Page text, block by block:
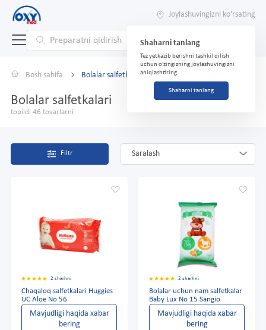
Joylashuvingizni ko'rsating
Shaharni tanlang
Tez yetkazib berishni tashkil qilish
uchun o'zingizning joylashuvingizni
aniqlashtiring
Shaharni tanlang
Bosh sahifa Bolalar salfetkalari
Bolalar salfetkalari
topildi 46 tovarlarni
Filtr Saralash
2 sharhni
Chaqaloq salfetkalari Huggies
UC Aloe No 56
Mavjudligi haqida xabar
bering
2 sharhni
Bolalar uchun nam salfetkalar
Baby Lux No 15 Sangio
Mavjudligi haqida xabar
bering